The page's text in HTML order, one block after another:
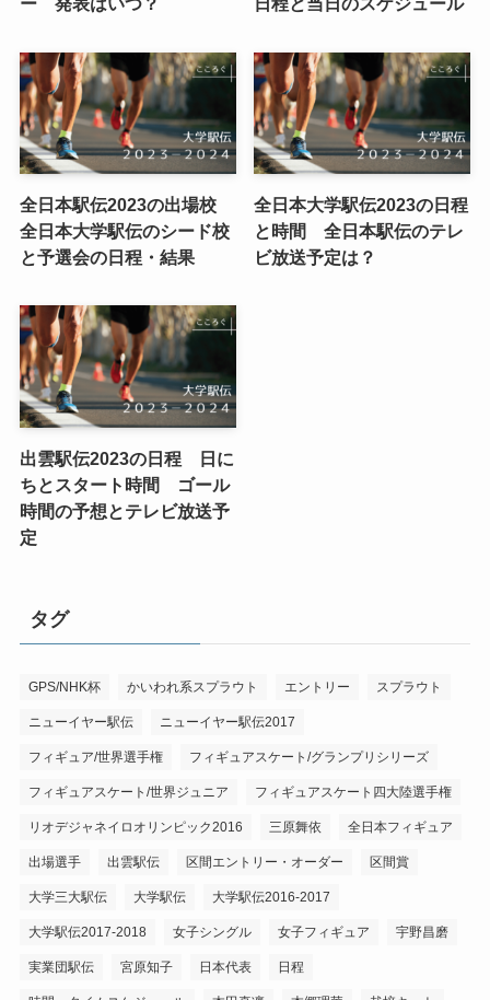
全日本駅伝2023の出場校
全日本大学駅伝のシード校
と予選会の日程・結果
全日本大学駅伝2023の日程
と時間 全日本駅伝のテレ
ビ放送予定は？
出雲駅伝2023の日程 日に
ちとスタート時間 ゴール
時間の予想とテレビ放送予
定
タグ
GPS/NHK杯 かいわれ系スプラウト エントリー スプラウト
ニューイヤー駅伝 ニューイヤー駅伝2017
フィギュア/世界選手権 フィギュアスケート/グランプリシリーズ
フィギュアスケート/世界ジュニア フィギュアスケート四大陸選手権
リオデジャネイロオリンピック2016 三原舞依 全日本フィギュア
出場選手 出雲駅伝 区間エントリー・オーダー 区間賞
大学三大駅伝 大学駅伝 大学駅伝2016-2017
大学駅伝2017-2018 女子シングル 女子フィギュア 宇野昌磨
実業団駅伝 宮原知子 日本代表 日程